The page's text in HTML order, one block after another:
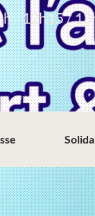
- 12h15 /